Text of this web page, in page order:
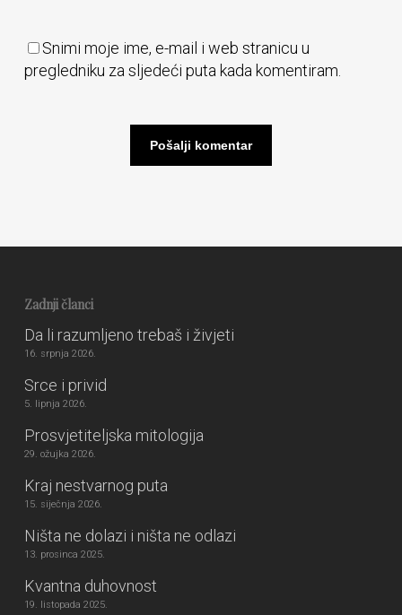
Snimi moje ime, e-mail i web stranicu u
pregledniku za sljedeći puta kada komentiram.
Zadnji članci
Da li razumljeno trebaš i živjeti
16. srpnja 2026.
Srce i privid
5. lipnja 2026.
Prosvjetiteljska mitologija
29. ožujka 2026.
Kraj nestvarnog puta
15. siječnja 2026.
Ništa ne dolazi i ništa ne odlazi
13. prosinca 2025.
Kvantna duhovnost
19. listopada 2025.